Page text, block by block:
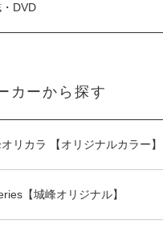
DVD
カーから探す
リカラ 【オリジナルカラー】
【城峰オリジナル】